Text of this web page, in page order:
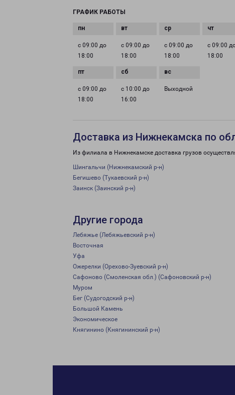
ГРАФИК РАБОТЫ
с 09:00 до
18:00
с 09:00 до
18:00
с 09:00 до
18:00
с 09:00
18:00
с 09:00 до
18:00
с 10:00 до
16:00
Выходной
Доставка из Нижнекамска по
Из филиала в Нижнекамске доставка грузов
Шингальчи (Нижнекамский р-н)
Бегишево (Тукаевский р-н)
Заинск (Заинский р-н)
Другие города
Лебяжье (Лебяжьевский р-н)
Восточная
Уфа
Ожерелки (Орехово-Зуевский р-н)
Сафоново (Смоленская обл.) (Сафоновский р-н)
Муром
Бег (Судогодский р-н)
Большой Камень
Экономическое
Княгинино (Княгининский р-н)